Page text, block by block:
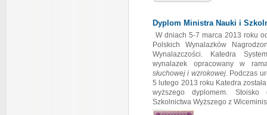
Dyplom Ministra Nauki i
W dniach 5-7 marca 2013 roku
Polskich Wynalazków
Wynalazczości. Katedra
wynalazek opracowany w
słuchowej i wzrokowej. Podczas
5 lutego 2013 roku Katedra
wyższego dyplomem.
Szkolnictwa Wyższego z